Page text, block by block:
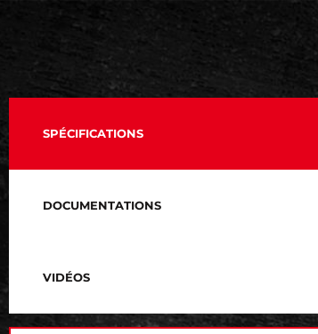
SPÉCIFICATIONS
DOCUMENTATIONS
VIDÉOS